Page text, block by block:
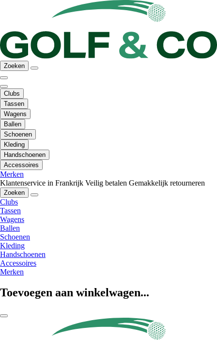
Zoeken
Clubs
Tassen
Wagens
Ballen
Schoenen
Kleding
Handschoenen
Accessoires
Merken
Klantenservice in Frankrijk Veilig betalen Gemakkelijk retourneren
Zoeken
Clubs
Tassen
Wagens
Ballen
Schoenen
Kleding
Handschoenen
Accessoires
Merken
Toevoegen aan winkelwagen...